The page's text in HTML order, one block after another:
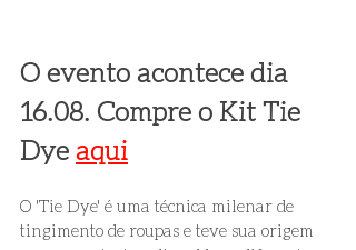
O evento acontece dia
16.08. Compre o Kit Tie
Dye aqui
O 'Tie Dye' é uma técnica milenar de
tingimento de roupas e teve sua origem